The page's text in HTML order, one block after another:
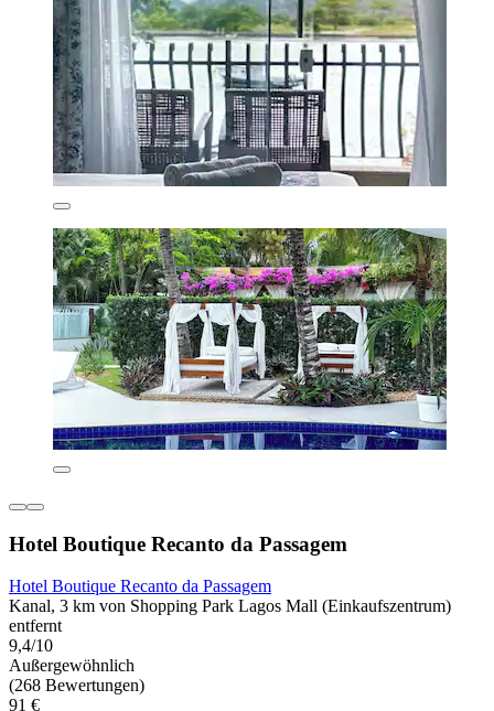
Hotel Boutique Recanto da Passagem
Hotel Boutique Recanto da Passagem
Kanal, 3 km von Shopping Park Lagos Mall (Einkaufszentrum)
entfernt
9,4/10
Außergewöhnlich
(268 Bewertungen)
91 €